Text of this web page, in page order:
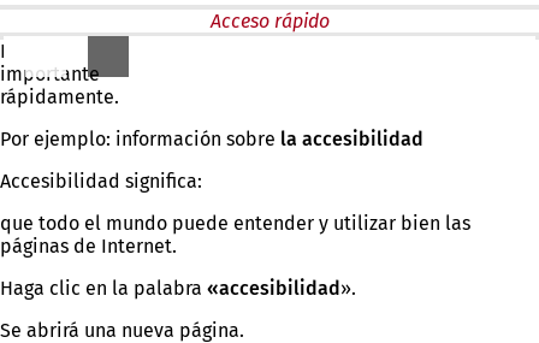
Acceso rápido
El acceso rápido le ayuda cuando necesita información
importante
rápidamente.
Por ejemplo: información sobre la accesibilidad
Accesibilidad significa:
que todo el mundo puede entender y utilizar bien las
páginas de Internet.
Haga clic en la palabra «accesibilidad».
Se abrirá una nueva página.